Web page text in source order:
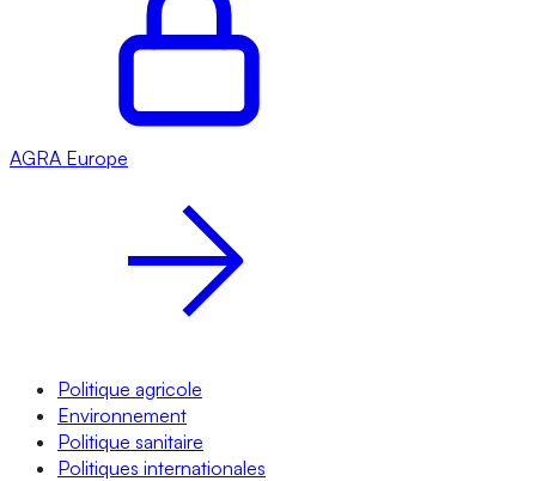
AGRA Europe
Politique agricole
Environnement
Politique sanitaire
Politiques internationales